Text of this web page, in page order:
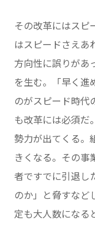
その改革にはスピ
はスピードさえあ
方向性に誤りがあ
を生む。「早く進
のがスピード時代
も改革には必須だ
勢力が出てくる。
きくなる。その事
者ですでに引退し
のか」と脅すなど
定も大人数になる